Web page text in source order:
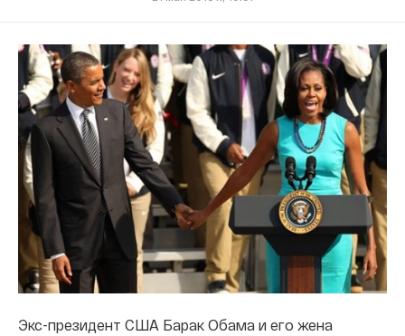
Экс-президент США Барак Обама и его жена